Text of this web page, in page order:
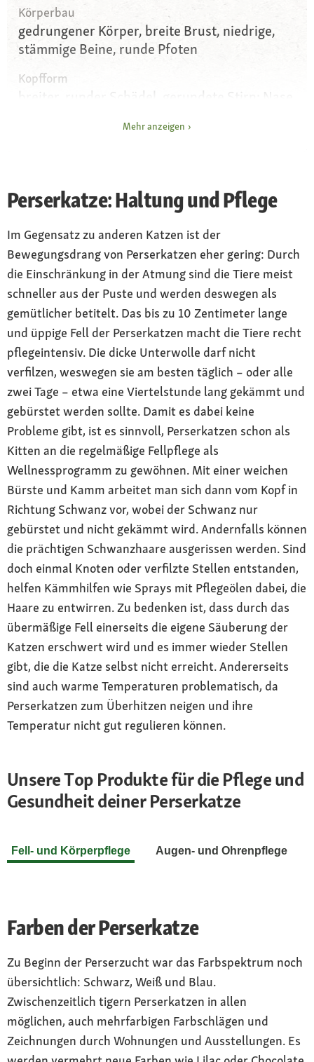
Körperbau
gedrungener Körper, breite Brust, niedrige,
stämmige Beine, runde Pfoten
Kopfform
breiter, runder Schädel, gerundete Stirn; Nase
zwischen den Augen; die Nasenlöcher müssen
Augen
orange bis kupferfarben, groß, rund, weit
auseinanderstehend
Fell und Farbe
lang und dicht, mit Unterwolle und einer
Halskrause an Brust und Schultern; alle
Farben sind erlaubt
Fellpflege
tägliches Bürsten ist unverzichtbar, um
Verfilzung vorzubeugen
Besonderheiten
zwischen den Zehen sollen Haarbüschelchen
stehen
Charakter
freundlich, ausgeglichen, sanft und
unkompliziert
Gesundheit
Stark deformierter Atemtrakt, genetische
Disposition für Nierenerkrankungen
Mehr anzeigen
Perserkatze: Haltung und Pflege
Im Gegensatz zu anderen Katzen ist der
Bewegungsdrang von Perserkatzen eher gering: Durch
die Einschränkung in der Atmung sind die Tiere meist
schneller aus der Puste und werden deswegen als
gemütlicher betitelt. Das bis zu 10 Zentimeter lange
und üppige Fell der Perserkatzen macht die Tiere recht
pflegeintensiv. Die dicke Unterwolle darf nicht
verfilzen, weswegen sie am besten täglich – oder alle
zwei Tage – etwa eine Viertelstunde lang gekämmt und
gebürstet werden sollte. Damit es dabei keine
Probleme gibt, ist es sinnvoll, Perserkatzen schon als
Kitten an die regelmäßige Fellpflege als
Wellnessprogramm zu gewöhnen. Mit einer weichen
Bürste und Kamm arbeitet man sich dann vom Kopf in
Richtung Schwanz vor, wobei der Schwanz nur
gebürstet und nicht gekämmt wird. Andernfalls können
die prächtigen Schwanzhaare ausgerissen werden. Sind
doch einmal Knoten oder verfilzte Stellen entstanden,
helfen Kämmhilfen wie Sprays mit Pflegeölen dabei, die
Haare zu entwirren. Zu bedenken ist, dass durch das
übermäßige Fell einerseits die eigene Säuberung der
Katzen erschwert wird und es immer wieder Stellen
gibt, die die Katze selbst nicht erreicht. Andererseits
sind auch warme Temperaturen problematisch, da
Perserkatzen zum Überhitzen neigen und ihre
Temperatur nicht gut regulieren können.
Unsere Top Produkte für die Pflege und
Gesundheit deiner Perserkatze
Fell- und Körperpflege Augen- und Ohrenpflege
Farben der Perserkatze
Zu Beginn der Perserzucht war das Farbspektrum noch
übersichtlich: Schwarz, Weiß und Blau.
Zwischenzeitlich tigern Perserkatzen in allen
möglichen, auch mehrfarbigen Farbschlägen und
Zeichnungen durch Wohnungen und Ausstellungen. Es